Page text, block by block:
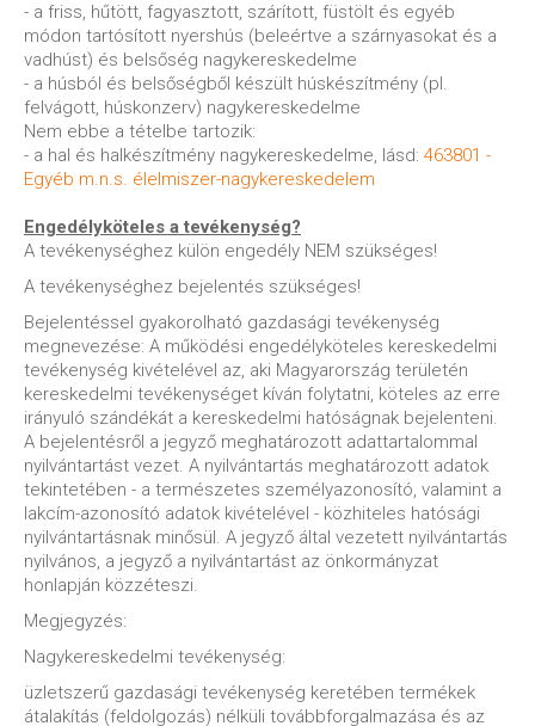
ENGEDÉLYKÖTELES
KAPCSOLAT
IRODÁK
- a friss, hűtött, fagyasztott, szárított, füstölt és egyéb
módon tartósított nyershús (beleértve a szárnyasokat és a
vadhúst) és belsőség nagykereskedelme
- a húsból és belsőségből készült húskészítmény (pl.
felvágott, húskonzerv) nagykereskedelme
Nem ebbe a tételbe tartozik:
- a hal és halkészítmény nagykereskedelme, lásd: 463801 -
Egyéb m.n.s. élelmiszer-nagykereskedelem
Engedélyköteles a tevékenység?
A tevékenységhez külön engedély NEM szükséges!
A tevékenységhez bejelentés szükséges!
Bejelentéssel gyakorolható gazdasági tevékenység
megnevezése: A működési engedélyköteles kereskedelmi
tevékenység kivételével az, aki Magyarország területén
kereskedelmi tevékenységet kíván folytatni, köteles az erre
irányuló szándékát a kereskedelmi hatóságnak bejelenteni.
A bejelentésről a jegyző meghatározott adattartalommal
nyilvántartást vezet. A nyilvántartás meghatározott adatok
tekintetében - a természetes személyazonosító, valamint a
lakcím-azonosító adatok kivételével - közhiteles hatósági
nyilvántartásnak minősül. A jegyző által vezetett nyilvántartás
nyilvános, a jegyző a nyilvántartást az önkormányzat
honlapján közzéteszi.
Megjegyzés:
Nagykereskedelmi tevékenység:
üzletszerű gazdasági tevékenység keretében termékek
átalakítás (feldolgozás) nélküli továbbforgalmazása és az